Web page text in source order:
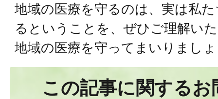
地域の医療を守るのは、実は私
るということを、ぜひご理解い
地域の医療を守ってまいりまし
この記事に関する